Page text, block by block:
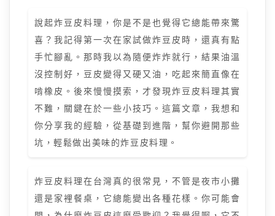
說起炸豆皮料理，你是不是也覺得它總能帶來驚
喜？我記得第一次在家試做炸豆皮時，還真有點
手忙腳亂。那時我以為隨便炸炸就行，結果油溫
沒控制好，豆皮變得又硬又油，吃起來簡直像在
啃橡皮。後來慢慢摸索，才發現炸豆皮料理其實
不難，關鍵在於一些小技巧。這篇文章，我想和
你分享我的經驗，從基礎到進階，幫你避開那些
坑，輕鬆做出美味的炸豆皮料理。
炸豆皮料理在台灣真的很常見，不管是夜市小攤
還是家裡餐桌，它總能變出各種花樣。你可能會